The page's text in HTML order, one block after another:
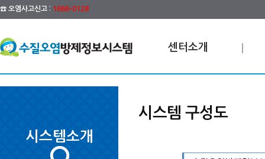
☎ 오염사고신고 : 1666-0128
센터소개
시스템소개
시스템 구성도